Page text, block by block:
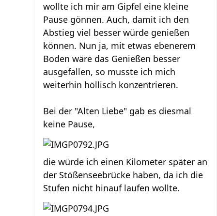
wollte ich mir am Gipfel eine kleine
Pause gönnen. Auch, damit ich den
Abstieg viel besser würde genießen
können. Nun ja, mit etwas ebenerem
Boden wäre das Genießen besser
ausgefallen, so musste ich mich
weiterhin höllisch konzentrieren.
Bei der "Alten Liebe" gab es diesmal
keine Pause,
die würde ich einen Kilometer später an
der Stößenseebrücke haben, da ich die
Stufen nicht hinauf laufen wollte.